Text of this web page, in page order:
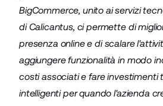
BigCommerce, unito ai servizi
di Calicantus, ci permette di
presenza online e di scalare
aggiungere funzionalità in modo
costi associati e fare investimenti
intelligenti per quando l'azienda